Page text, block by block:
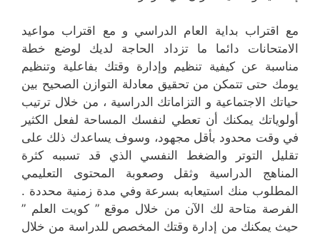
مع اقتراب بداية العام الدراسي و مع اقتراب مواعيد
الامتحانات دائما ما تزداد الحاجة لديك لوضع خطة
مناسبة عن كيفية تنظيم وإدارة وقتك بفاعلية وتنظيم
يومك حتى تتمكن من تحقيق معادلة التوازن الصحيح بين
حياتك الاجتماعية و التزاماتك الدراسية ، من خلال ترتيب
أولوياتك يمكنك أن تعطي لنفسك المساحة لفعل الكثير
في وقت محدود بأقل مجهود، وسوف يساعدك ذلك على
تقليل التوتر والضغط النفسي الذي قد تسببه كثرة
المناهج الدراسية وثقل وصعوبة المحتوى التعليمي
المطلوب منك استيعابه بسرعة وفي مدة زمنية محددة .
الفرصة متاحة لك الآن من خلال موقع ” كويت العلم ”
حيث يمكنك من إدارة وقتك المخصص للدراسة من خلال